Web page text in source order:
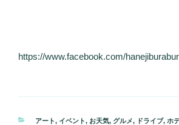
https://www.facebook.com/
カ
アート, イベント, お天気, グルメ, ドライブ, ホ